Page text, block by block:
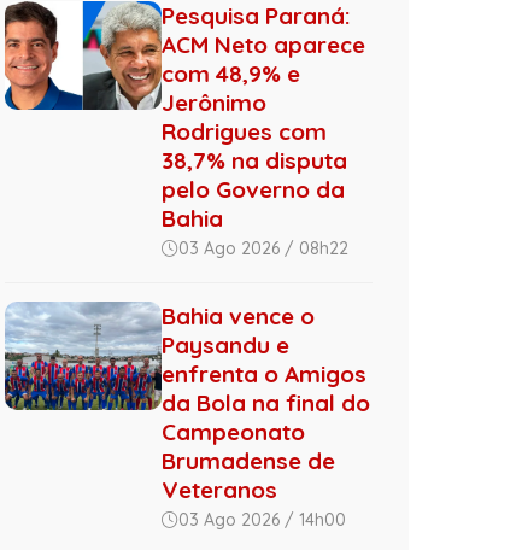
Pesquisa Paraná:
ACM Neto aparece
com 48,9% e
Jerônimo
Rodrigues com
38,7% na disputa
pelo Governo da
Bahia
03 Ago 2026 / 08h22
Bahia vence o
Paysandu e
enfrenta o Amigos
da Bola na final do
Campeonato
Brumadense de
Veteranos
03 Ago 2026 / 14h00